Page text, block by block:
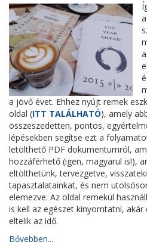
a jövő évet. Ehhez nyújt remek
oldal (ITT TALÁLHATÓ), amely
összeszedetten, pontos,
lépésekben segítse ezt a
letölthető PDF dokumentumról,
hozzáférhető (igen, magyarul is!),
eltölthetünk, tervezgetve,
tapasztalatainkat, és nem
elemezve. Az oldal remekül
is kell az egészet kinyomtatni, akár
eltelik az idő.
Bővebben...